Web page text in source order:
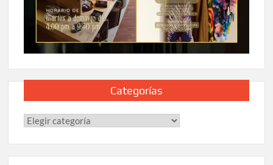
Categorías